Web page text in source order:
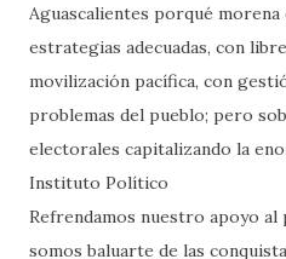
Aguascalientes porqué
estrategias adecuadas, con
movilización pacífica, con
problemas del pueblo; pero
electorales capitalizando la
Instituto Político
Refrendamos nuestro apoyo al
somos baluarte de las